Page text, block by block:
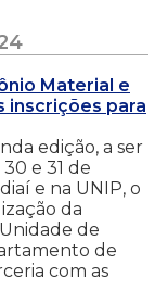
Material e
inscrições para
edição, a ser
e 31 de
e na UNIP, o
da
de
de
com as